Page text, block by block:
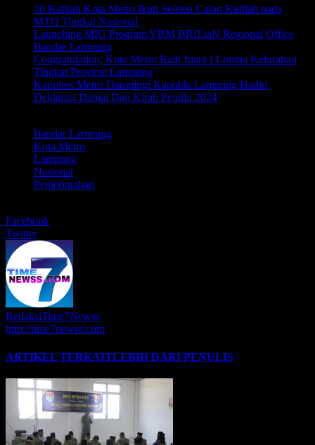
10 Kafilah Kota Metro Ikuti Seleksi Calon Kafilah pada
MTQ Tingkat Nasional
Launching MIG Program YBM BRILiaN Regional Office
Bandar Lampung
Congratulation, Kota Metro Raih Juara I Lomba Kelurahan
Tingkat Provinsi Lampung
Kapolres Metro Dampingi Kapolda Lampung Hadiri
Deklarasi Damai Dan Kirab Pemilu 2024
Bandar Lampung
Kota Metro
Lampung
Nasional
Pemerintahan
Facebook
Twitter
RedaksiTime7Newss
http://time7newss.com
ARTIKEL TERKAITLEBIH DARI PENULIS